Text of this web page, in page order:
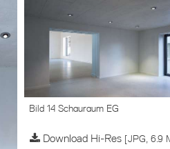
Bild 14 Schauraum EG
Download Hi-Res [JPG, 6.9